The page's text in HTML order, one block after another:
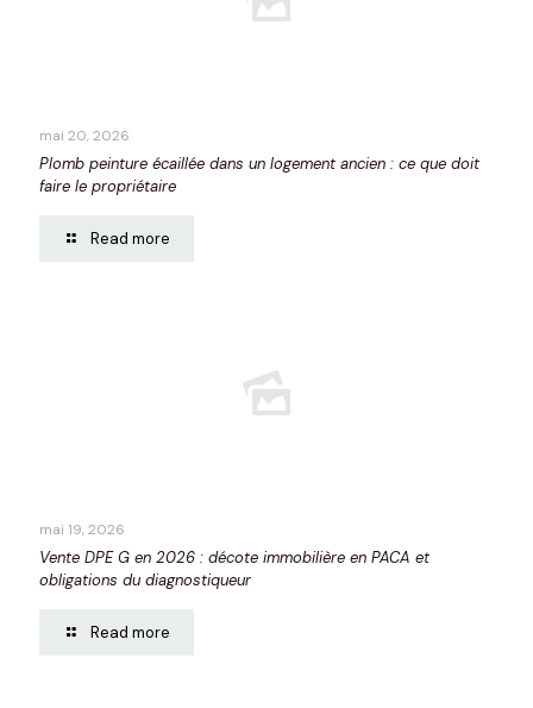
mai 20, 2026
Plomb peinture écaillée dans un logement ancien : ce que doit
faire le propriétaire
Read more
mai 19, 2026
Vente DPE G en 2026 : décote immobilière en PACA et
obligations du diagnostiqueur
Read more